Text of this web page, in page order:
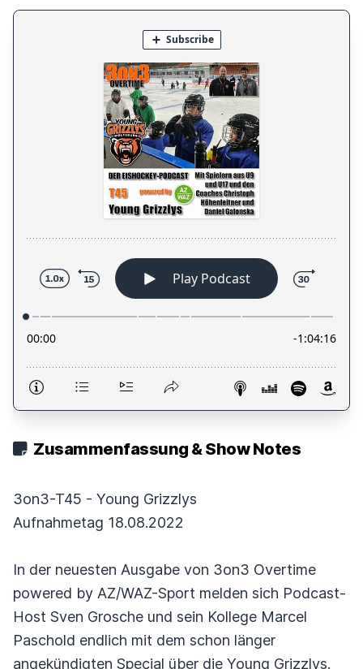
Zusammenfassung & Show Notes
3on3-T45 - Young Grizzlys
Aufnahmetag 18.08.2022
In der neuesten Ausgabe von 3on3 Overtime
powered by AZ/WAZ-Sport melden sich Podcast-
Host Sven Grosche und sein Kollege Marcel
Paschold endlich mit dem schon länger
angekündigten Special über die Young Grizzlys.